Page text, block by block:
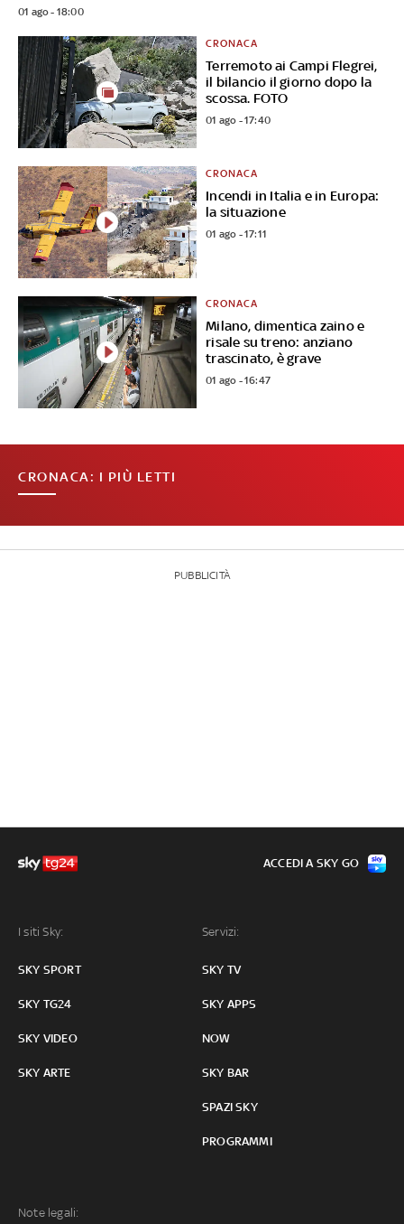
01 ago - 18:00
Terremoto ai Campi Flegrei,
il bilancio il giorno dopo la
scossa. FOTO
CRONACA
01 ago - 17:40
Incendi in Italia e in Europa:
la situazione
CRONACA
01 ago - 17:11
Milano, dimentica zaino e
risale su treno: anziano
trascinato, è grave
CRONACA
01 ago - 16:47
CRONACA: I PIÙ LETTI
PUBBLICITÀ
I siti Sky:
SKY SPORT
SKY TG24
SKY VIDEO
SKY ARTE
Servizi:
SKY TV
SKY APPS
NOW
SKY BAR
SPAZI SKY
PROGRAMMI
Note legali:
ACCEDI A SKY GO